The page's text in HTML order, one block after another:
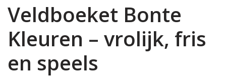
Veldboeket Bonte
Kleuren – vrolijk, fris
en speels